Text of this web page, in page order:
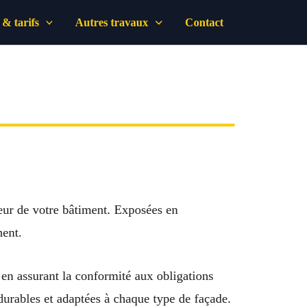
& tarifs Autres travaux Contact
de votre bâtiment. Exposées en
assurant la conformité aux obligations
et adaptées à chaque type de façade.